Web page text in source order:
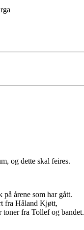
og dette skal feires.
årene som har gått.
fra Håland Kjøtt,
toner fra Tollef og bandet.